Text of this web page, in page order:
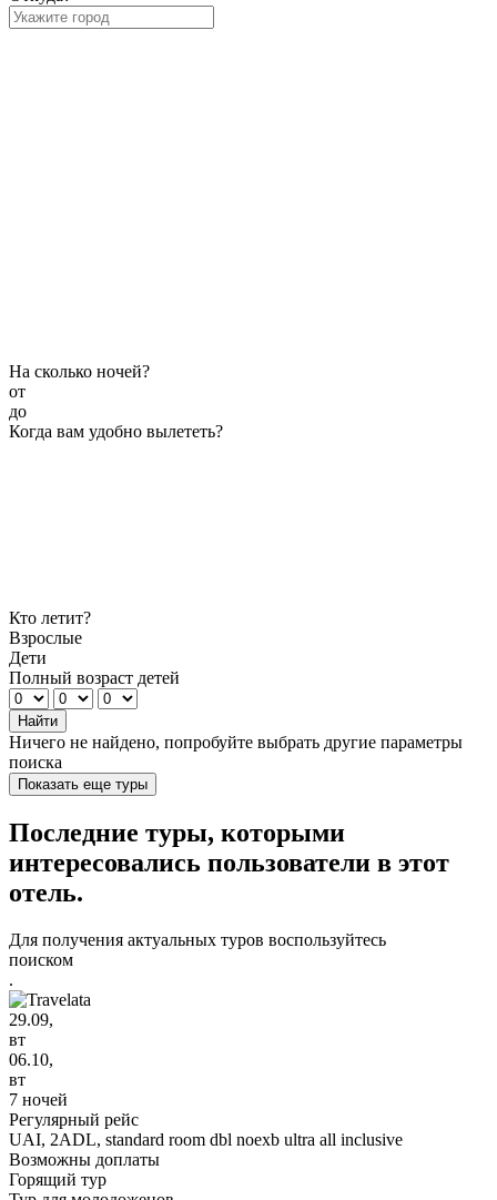
На сколько ночей?
от
до
Когда вам удобно вылететь?
Кто летит?
Взрослые
Дети
Полный возраст детей
Найти
Ничего не найдено, попробуйте выбрать другие параметры
поиска
Показать еще туры
Последние туры, которыми
интересовались пользователи в этот
отель.
Для получения актуальных туров воспользуйтесь
поиском
.
29.09,
вт
06.10,
вт
7 ночей
Регулярный рейс
UAI, 2ADL, standard room dbl noexb ultra all inclusive
Возможны доплаты
Горящий тур